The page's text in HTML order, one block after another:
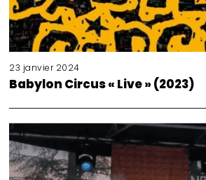
23 janvier 2024
Babylon Circus « Live » (2023)